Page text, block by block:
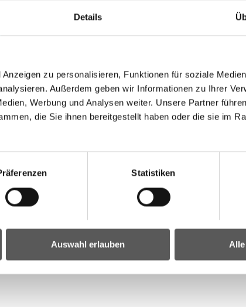
Details
zu personalisieren, Funktionen für soziale
Außerdem geben wir Informationen zu Ihrer
Werbung und Analysen weiter. Unsere Partner
die Sie ihnen bereitgestellt haben oder die sie im
Statistiken
Auswahl erlauben